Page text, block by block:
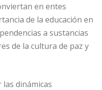
en entes
de la educación en
a sustancias
de la cultura de paz y
las dinámicas